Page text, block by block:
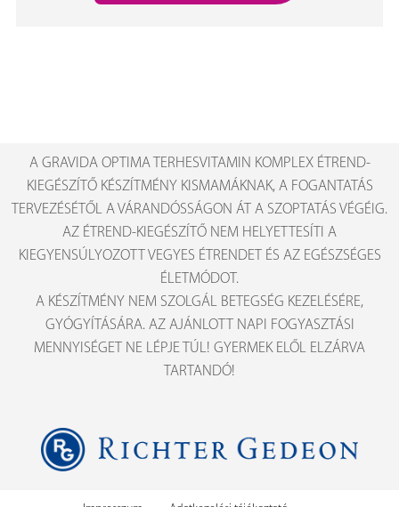
A GRAVIDA OPTIMA TERHESVITAMIN KOMPLEX ÉTREND-
KIEGÉSZÍTŐ KÉSZÍTMÉNY KISMAMÁKNAK, A FOGANTATÁS
TERVEZÉSÉTŐL A VÁRANDÓSSÁGON ÁT A SZOPTATÁS VÉGÉIG.
AZ ÉTREND-KIEGÉSZÍTŐ NEM HELYETTESÍTI A
KIEGYENSÚLYOZOTT VEGYES ÉTRENDET ÉS AZ EGÉSZSÉGES
ÉLETMÓDOT.
A KÉSZÍTMÉNY NEM SZOLGÁL BETEGSÉG KEZELÉSÉRE,
GYÓGYÍTÁSÁRA. AZ AJÁNLOTT NAPI FOGYASZTÁSI
MENNYISÉGET NE LÉPJE TÚL! GYERMEK ELŐL ELZÁRVA
TARTANDÓ!